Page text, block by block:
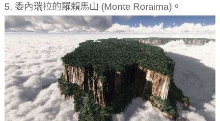
5. 委內瑞拉的羅賴馬山 (Monte Roraima)。